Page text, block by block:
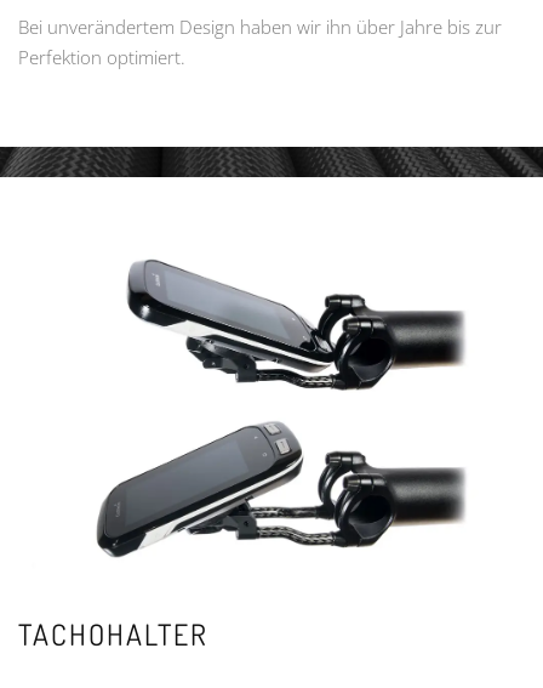
Bei unverändertem Design haben wir ihn über Jahre bis zur
Perfektion optimiert.
TACHOHALTER